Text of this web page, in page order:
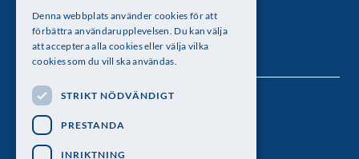
Besöksadress: Lilla Frescativägen 4A
Telefon: 08-673 95 00
Följ oss
Denna webbplats använder cookies för att
förbättra användarupplevelsen. Du kan välja
att acceptera alla cookies eller välja vilka
cookies som du vill ska användas.
STRIKT NÖDVÄNDIGT
PRESTANDA
INRIKTNING